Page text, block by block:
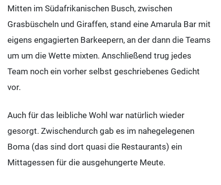
Mitten im Südafrikanischen Busch, zwischen
Grasbüscheln und Giraffen, stand eine Amarula Bar mit
eigens engagierten Barkeepern, an der dann die Teams
um um die Wette mixten. Anschließend trug jedes
Team noch ein vorher selbst geschriebenes Gedicht
vor.
Auch für das leibliche Wohl war natürlich wieder
gesorgt. Zwischendurch gab es im nahegelegenen
Boma (das sind dort quasi die Restaurants) ein
Mittagessen für die ausgehungerte Meute.